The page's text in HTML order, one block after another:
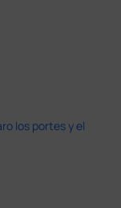
los portes y el